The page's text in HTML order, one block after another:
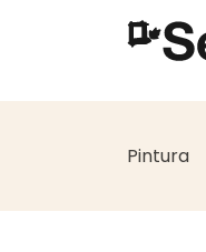
Pintura